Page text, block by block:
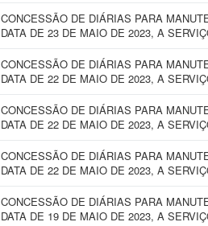
CONCESSÃO DE DIÁRIAS PARA
DATA DE 23 DE MAIO DE 2023, A
CONCESSÃO DE DIÁRIAS PARA
DATA DE 22 DE MAIO DE 2023, A
CONCESSÃO DE DIÁRIAS PARA
DATA DE 22 DE MAIO DE 2023, A
CONCESSÃO DE DIÁRIAS PARA
DATA DE 22 DE MAIO DE 2023, A
CONCESSÃO DE DIÁRIAS PARA
DATA DE 19 DE MAIO DE 2023, A